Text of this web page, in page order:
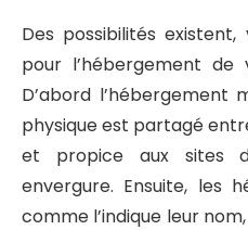
Des possibilités
pour l’hébergement
D’abord l’hébergement
physique est partagé
et propice aux sites
envergure. Ensuite, les
comme l’indique leur